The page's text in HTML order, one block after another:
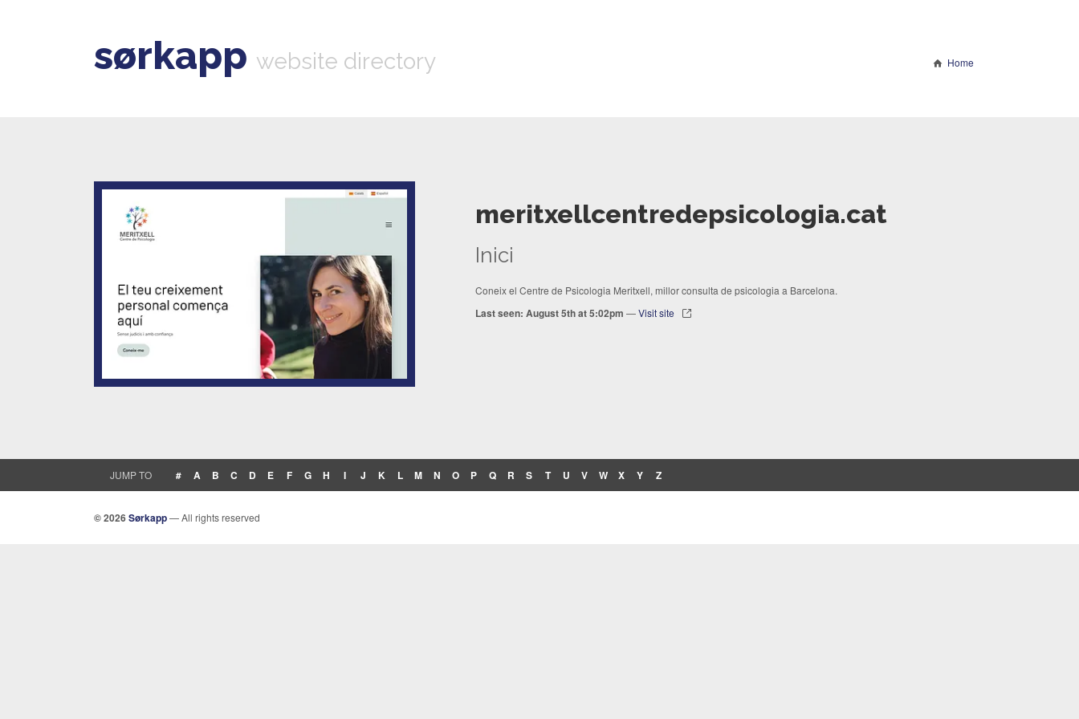
sørkapp website directory Home
meritxellcentredepsicologia.cat
Inici
Coneix el Centre de Psicologia Meritxell, millor consulta de psicologia a Barcelona.
Last seen: August 5th at 5:02pm —Visit site
JUMP TO # A B C D E F G H I J K L M N O P Q R S T U V W X Y Z
© 2026Sørkapp— All rights reserved